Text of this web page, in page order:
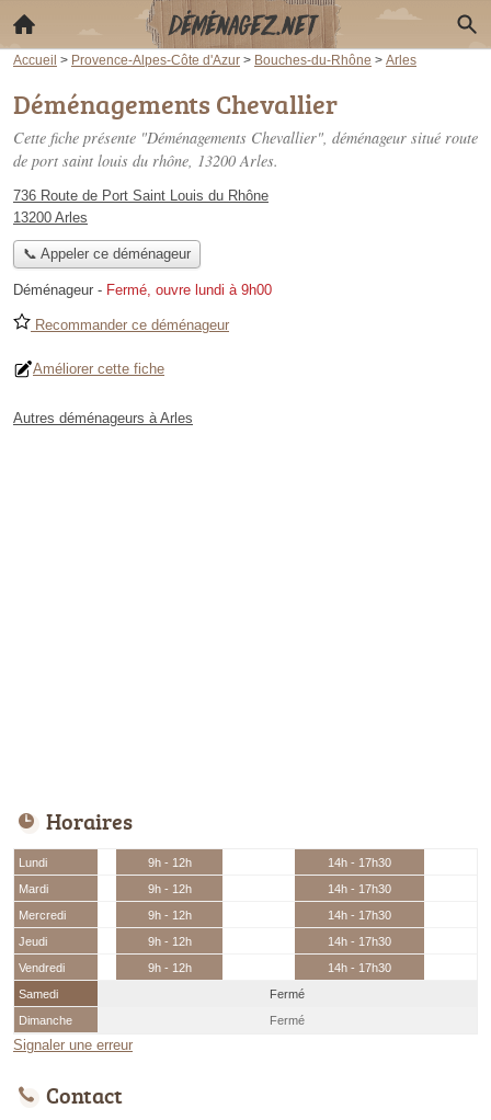
Accueil > Provence-Alpes-Côte d'Azur > Bouches-du-Rhône > Arles
Déménagements Chevallier
Cette fiche présente "Déménagements Chevallier", déménageur situé route
de port saint louis du rhône, 13200 Arles.
736 Route de Port Saint Louis du Rhône
13200 Arles
📞 Appeler ce déménageur
Déménageur - Fermé, ouvre lundi à 9h00
Recommander ce déménageur
Améliorer cette fiche
Autres déménageurs à Arles
Horaires
Lundi 9h - 12h
14h - 17h30
Mardi
9h - 12h
14h - 17h30
Mercredi
9h - 12h
14h - 17h30
Jeudi
9h - 12h
14h - 17h30
Vendredi
9h - 12h
14h - 17h30
Samedi
Fermé
Dimanche
Fermé
Signaler une erreur
Contact